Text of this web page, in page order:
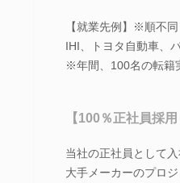
【就業先例】※順不
IHI、トヨタ自動車、
※年間、100名の転籍
【100％正社員採
当社の正社員として入
大手メーカーのプロ